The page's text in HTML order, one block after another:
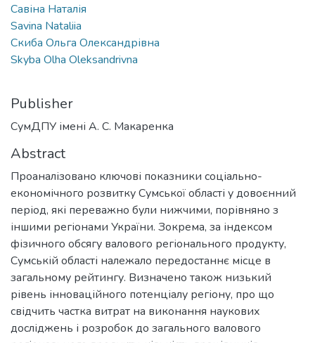
Савіна Наталія
Savina Nataliia
Скиба Ольга Олександрівна
Skyba Olha Oleksandrivna
Publisher
СумДПУ імені А. С. Макаренка
Abstract
Проаналізовано ключові показники соціально-
економічного розвитку Сумської області у довоєнний
період, які переважно були нижчими, порівняно з
іншими регіонами України. Зокрема, за індексом
фізичного обсягу валового регіонального продукту,
Сумській області належало передостаннє місце в
загальному рейтингу. Визначено також низький
рівень інноваційного потенціалу регіону, про що
свідчить частка витрат на виконання наукових
досліджень і розробок до загального валового